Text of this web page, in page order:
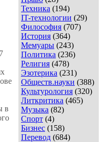
Техника (194)
IT-технологии (29)
Философия (707)
История (364)
Мемуары (243)
Политика (236)
Религия (478)
Эзотерика (231)
Обществ.науки (388)
Культурология (320)
Литкритика (465)
Музыка (82)
Спорт (4)
Бизнес (158)
Перевод (684)
в